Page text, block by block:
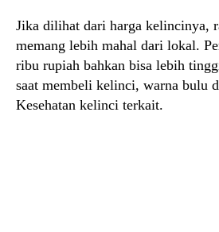
Jika dilihat dari harga kelincinya,
memang lebih mahal dari lokal.
ribu rupiah bahkan bisa lebih
saat membeli kelinci, warna bulu
Kesehatan kelinci terkait.